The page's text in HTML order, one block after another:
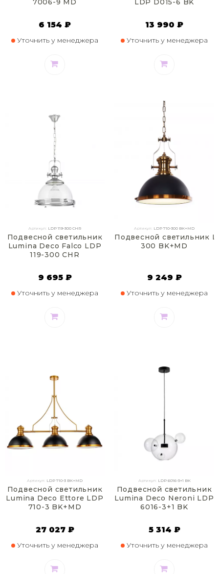
7006-9 MD
6 154 ₽
Уточнить у менеджера
LDP D015-6 BK
13 990 ₽
Уточнить у менеджера
Артикул: LDP 119-300 CHR
Подвесной светильник
Lumina Deco Falco LDP
119-300 CHR
9 695 ₽
Уточнить у менеджера
Артикул: LDP 710-300 BK+MD
Подвесной светильник
300 BK+MD
9 249 ₽
Уточнить у менеджера
Артикул: LDP 710-3 BK+MD
Подвесной светильник
Lumina Deco Ettore LDP
710-3 BK+MD
27 027 ₽
Уточнить у менеджера
Артикул: LDP 6016-3+1 BK
Подвесной светильник
Lumina Deco Neroni LDP
6016-3+1 BK
5 314 ₽
Уточнить у менеджера